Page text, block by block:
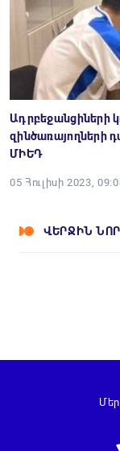
Ադրբեջանցիների
զինծառայողների
ՄԻԵԴ
05 Հուլիսի 2023,
ՎԵՐՋԻՆ